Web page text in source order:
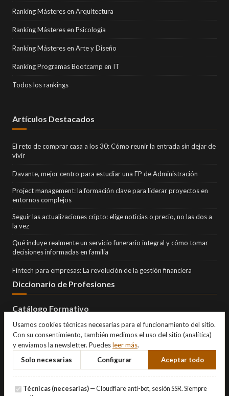
Ranking Másteres en Arquitectura
Ranking Másteres en Psicología
Ranking Másteres en Arte y Diseño
Ranking Programas Bootcamp en IT
Todos los rankings
Artículos Destacados
El reto de comprar casa a los 30: Cómo reunir la entrada sin dejar de
vivir
Davante, mejor centro para estudiar una FP de Administración
Project management: la formación clave para liderar proyectos en
entornos complejos
Seguir las actualizaciones cripto: elige noticias o precio, no las dos a
la vez
Qué incluye realmente un servicio funerario integral y cómo tomar
decisiones informadas en familia
Fintech para empresas: La revolución de la gestión financiera
Diccionario de Profesiones
Catálogo Formativo
Usamos cookies técnicas necesarias para el funcionamiento del sitio.
Con su consentimiento, también medimos el uso del sitio (analítica)
y enviamos la newsletter. Puedesleer más.
Solo necesarias
Configurar Aceptar todo
Técnicas (necesarias) — Cloudflare anti-bot, sesión SSR. Siempre